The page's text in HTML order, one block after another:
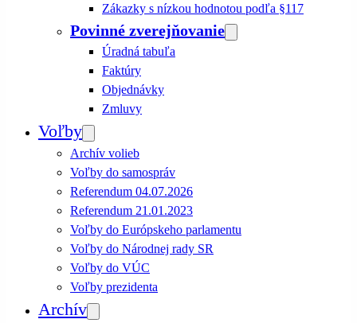
Zákazky s nízkou hodnotou podľa §117
Povinné zverejňovanie
Úradná tabuľa
Faktúry
Objednávky
Zmluvy
Voľby
Archív volieb
Voľby do samospráv
Referendum 04.07.2026
Referendum 21.01.2023
Voľby do Európskeho parlamentu
Voľby do Národnej rady SR
Voľby do VÚC
Voľby prezidenta
Archív